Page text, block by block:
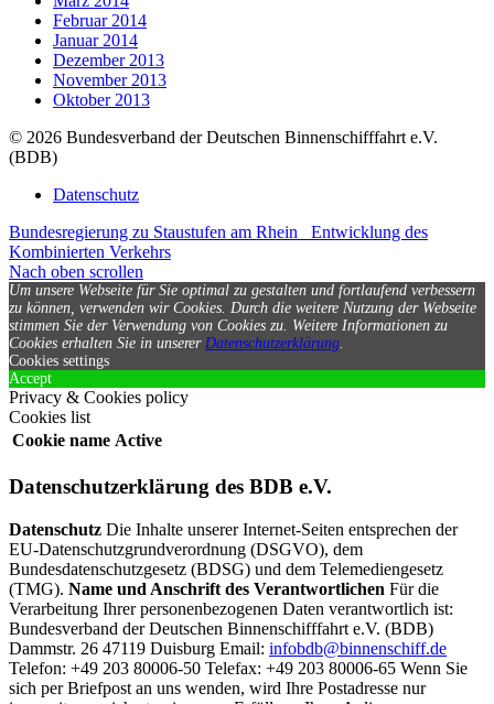
Februar 2014
Januar 2014
Dezember 2013
November 2013
Oktober 2013
© 2026 Bundesverband der Deutschen Binnenschifffahrt e.V.
(BDB)
Datenschutz
Bundesregierung zu Staustufen am Rhein
Entwicklung des
Kombinierten Verkehrs
Nach oben scrollen
Um unsere Webseite für Sie optimal zu gestalten und fortlaufend verbessern
zu können, verwenden wir Cookies. Durch die weitere Nutzung der Webseite
stimmen Sie der Verwendung von Cookies zu. Weitere Informationen zu
Cookies erhalten Sie in unserer Datenschutzerklärung.
Cookies settings
Accept
Privacy & Cookies policy
Cookies list
Cookie name Active
Datenschutzerklärung des BDB e.V.
Datenschutz Die Inhalte unserer Internet-Seiten entsprechen der
EU-Datenschutzgrundverordnung (DSGVO), dem
Bundesdatenschutzgesetz (BDSG) und dem Telemediengesetz
(TMG). Name und Anschrift des Verantwortlichen Für die
Verarbeitung Ihrer personenbezogenen Daten verantwortlich ist:
Bundesverband der Deutschen Binnenschifffahrt e.V. (BDB)
Dammstr. 26 47119 Duisburg Email: infobdb@binnenschiff.de
Telefon: +49 203 80006-50 Telefax: +49 203 80006-65 Wenn Sie
sich per Briefpost an uns wenden, wird Ihre Postadresse nur